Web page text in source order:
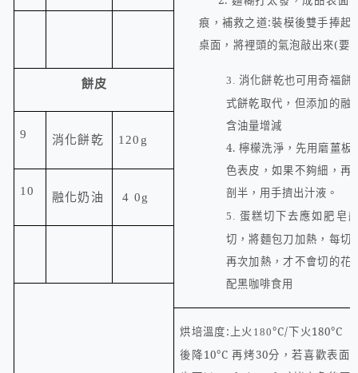
痕，補救之道:裝模後雙手捧起
桌面，將裡頭的氣泡敲出來(要
3. 消化餅乾也可用奇福餅
式餅乾取代，但添加的融
含油量增減
4. 檸檬洗淨，先用磨薑板
色表皮，如果不夠細，再
剖半，用手擠出汁液。
5. 蛋糕切下去應如肥皂
切，將麵包刀加熱，每切
再次加熱，才不會切的花
配黑咖啡食用
餅皮
9 消化餅乾 120g
10 融化奶油 4 0g
烘培溫度: 上火 180°C/下火180°C
後降10°C 再烤30分，若喜歡表面